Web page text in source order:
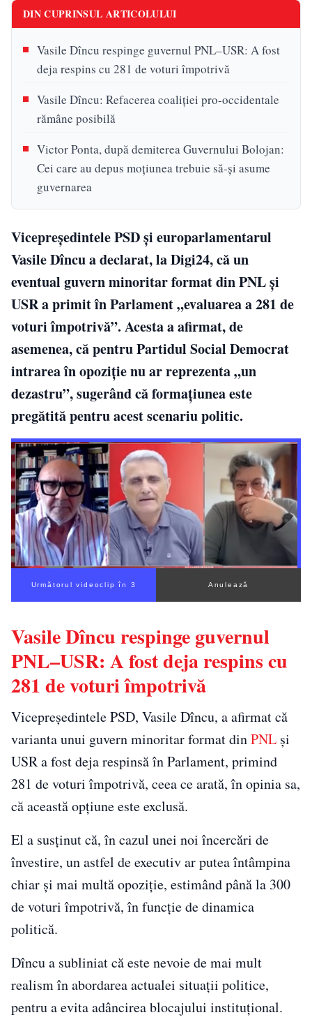
DIN CUPRINSUL ARTICOLULUI
Vasile Dîncu respinge guvernul PNL–USR: A fost
deja respins cu 281 de voturi împotrivă
Vasile Dîncu: Refacerea coaliției pro-occidentale
rămâne posibilă
Victor Ponta, după demiterea Guvernului Bolojan:
Cei care au depus moțiunea trebuie să-și asume
guvernarea
Vicepreședintele PSD și europarlamentarul
Vasile Dîncu a declarat, la Digi24, că un
eventual guvern minoritar format din PNL și
USR a primit în Parlament „evaluarea a 281 de
voturi împotrivă”. Acesta a afirmat, de
asemenea, că pentru Partidul Social Democrat
intrarea în opoziție nu ar reprezenta „un
dezastru”, sugerând că formațiunea este
pregătită pentru acest scenariu politic.
Următorul videoclip în 2 Anulează
Vasile Dîncu respinge guvernul
PNL–USR: A fost deja respins cu
281 de voturi împotrivă
Vicepreședintele PSD, Vasile Dîncu, a afirmat că
varianta unui guvern minoritar format dinPNL și
USR a fost deja respinsă în Parlament, primind
281 de voturi împotrivă, ceea ce arată, în opinia sa,
că această opțiune este exclusă.
El a susținut că, în cazul unei noi încercări de
învestire, un astfel de executiv ar putea întâmpina
chiar și mai multă opoziție, estimând până la 300
de voturi împotrivă, în funcție de dinamica
politică.
Dîncu a subliniat că este nevoie de mai mult
realism în abordarea actualei situații politice,
pentru a evita adâncirea blocajului instituțional.